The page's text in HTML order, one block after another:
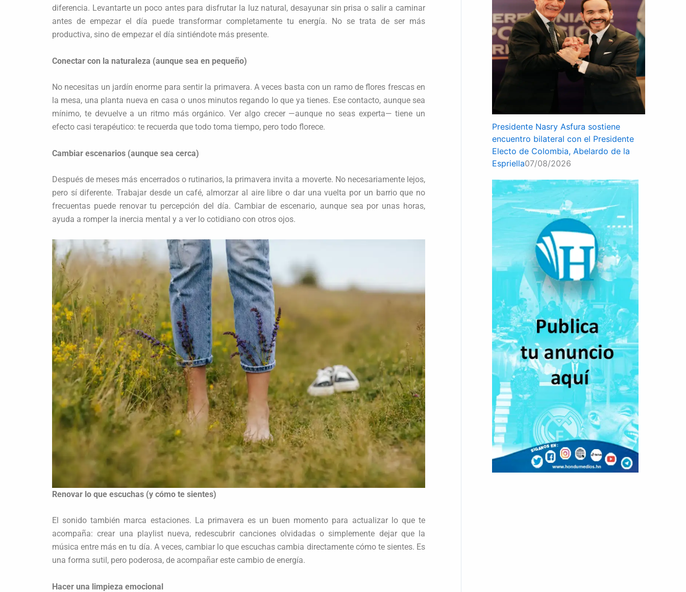
diferencia. Levantarte un poco antes para disfrutar la luz natural, desayunar sin prisa o salir a caminar
antes de empezar el día puede transformar completamente tu energía. No se trata de ser más
productiva, sino de empezar el día sintiéndote más presente.
Conectar con la naturaleza (aunque sea en pequeño)
No necesitas un jardín enorme para sentir la primavera. A veces basta con un ramo de flores frescas en
la mesa, una planta nueva en casa o unos minutos regando lo que ya tienes. Ese contacto, aunque sea
mínimo, te devuelve a un ritmo más orgánico. Ver algo crecer —aunque no seas experta— tiene un
efecto casi terapéutico: te recuerda que todo toma tiempo, pero todo florece.
Cambiar escenarios (aunque sea cerca)
Después de meses más encerrados o rutinarios, la primavera invita a moverte. No necesariamente lejos,
pero sí diferente. Trabajar desde un café, almorzar al aire libre o dar una vuelta por un barrio que no
frecuentas puede renovar tu percepción del día. Cambiar de escenario, aunque sea por unas horas,
ayuda a romper la inercia mental y a ver lo cotidiano con otros ojos.
Renovar lo que escuchas (y cómo te sientes)
El sonido también marca estaciones. La primavera es un buen momento para actualizar lo que te
acompaña: crear una playlist nueva, redescubrir canciones olvidadas o simplemente dejar que la
música entre más en tu día. A veces, cambiar lo que escuchas cambia directamente cómo te sientes. Es
una forma sutil, pero poderosa, de acompañar este cambio de energía.
Hacer una limpieza emocional
Presidente Nasry Asfura sostiene
encuentro bilateral con el Presidente
Electo de Colombia, Abelardo de la
Espriella07/08/2026